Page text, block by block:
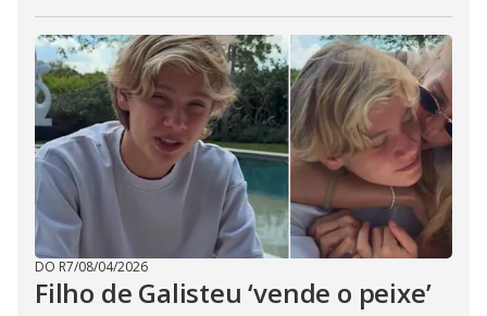
DO R7/08/04/2026
Filho de Galisteu ‘vende o peixe’